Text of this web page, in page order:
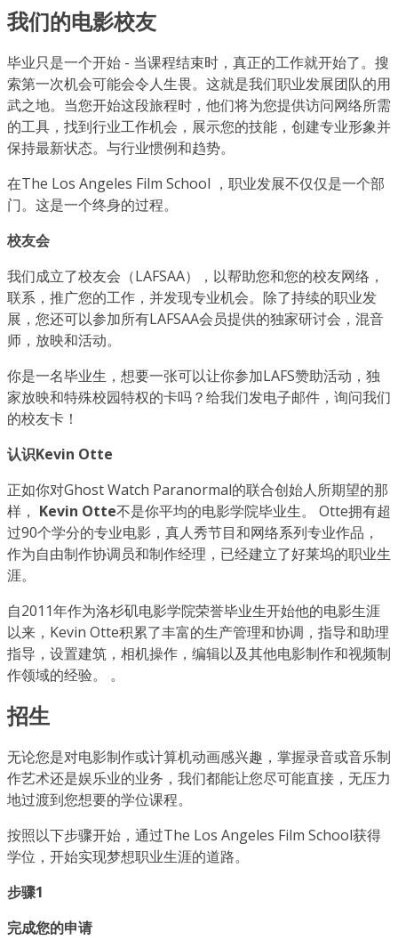
我们的电影校友
毕业只是一个开始 - 当课程结束时，真正的工作就开始了。搜
索第一次机会可能会令人生畏。这就是我们职业发展团队的用
武之地。当您开始这段旅程时，他们将为您提供访问网络所需
的工具，找到行业工作机会，展示您的技能，创建专业形象并
保持最新状态。与行业惯例和趋势。
在The Los Angeles Film School ，职业发展不仅仅是一个部
门。这是一个终身的过程。
校友会
我们成立了校友会（LAFSAA），以帮助您和您的校友网络，
联系，推广您的工作，并发现专业机会。除了持续的职业发
展，您还可以参加所有LAFSAA会员提供的独家研讨会，混音
师，放映和活动。
你是一名毕业生，想要一张可以让你参加LAFS赞助活动，独
家放映和特殊校园特权的卡吗？给我们发电子邮件，询问我们
的校友卡！
认识Kevin Otte
正如你对Ghost Watch Paranormal的联合创始人所期望的那
样， Kevin Otte不是你平均的电影学院毕业生。 Otte拥有超
过90个学分的专业电影，真人秀节目和网络系列专业作品，
作为自由制作协调员和制作经理，已经建立了好莱坞的职业生
涯。
自2011年作为洛杉矶电影学院荣誉毕业生开始他的电影生涯
以来，Kevin Otte积累了丰富的生产管理和协调，指导和助理
指导，设置建筑，相机操作，编辑以及其他电影制作和视频制
作领域的经验。 。
招生
无论您是对电影制作或计算机动画感兴趣，掌握录音或音乐制
作艺术还是娱乐业的业务，我们都能让您尽可能直接，无压力
地过渡到您想要的学位课程。
按照以下步骤开始，通过The Los Angeles Film School获得
学位，开始实现梦想职业生涯的道路。
步骤1
完成您的申请